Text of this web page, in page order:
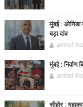
मुंबई : ओनिडा
बड़ा दांव
आर्यावर्त
मुंबई :
आर्यावर्त
सीहोर :